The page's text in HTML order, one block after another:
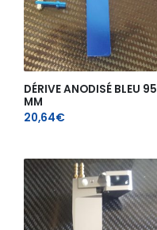
DÉRIVE ANODISÉ BLEU 95
MM
20,64€